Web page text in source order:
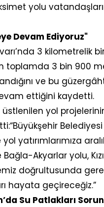
yolu
Devam Ediyoruz"
3 kilometrelik
toplamda 3 bin 900
ve bu
ettiğini kaydetti.
üstlenilen yol
yatırımlarımıza
Akyarlar yolu,
doğrultusunda
hayata geçireceğiz.”
Su Patlakları